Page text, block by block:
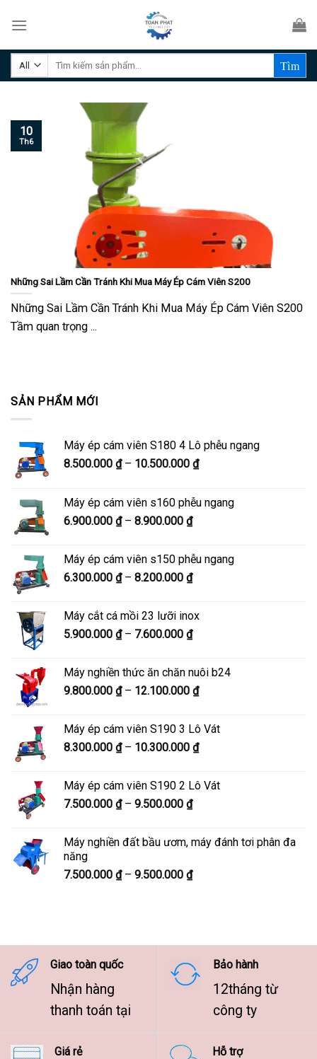
Tìm
SẢN PHẨM MỚI
Máy ép cám viên S180 4 Lô phễu ngang
8.500.000 ₫ – 10.500.000 ₫Khoảng
8.500.000 ₫
Máy ép cám viên s160 phễu ngang
6.900.000 ₫ – 8.900.000 ₫Khoảng
từ
6.900.000 ₫
đến
Máy ép cám viên s150 phễu ngang
6.300.000 ₫ – 8.200.000 ₫Khoảng
6.300.000 ₫
đến
Máy cắt cá mồi 23 lưỡi inox
5.900.000 ₫ – 7.600.000 ₫Khoảng
5.900.000 ₫
đến
Máy nghiền thức ăn chăn nuôi b24
9.800.000 ₫ – 12.100.000 ₫Khoảng
9.800.000 ₫
đến
Máy ép cám viên S190 3 Lô Vát
8.300.000 ₫ – 10.300.000 ₫Khoảng
8.300.000 ₫
Máy ép cám viên S190 2 Lô Vát
7.500.000 ₫ – 9.500.000 ₫Khoảng
7.500.000 ₫
9.500.000 ₫
Máy nghiền đất bầu ươm, máy đánh tơi phân đa
năng
7.500.000 ₫ – 9.500.000 ₫Khoảng
9.500.000 ₫
Những Sai Lầm Cần Tránh Khi Mua Máy Ép Cám Viên S200
Những Sai Lầm Cần Tránh Khi Mua Máy Ép Cám Viên S200
Tầm quan trọng ...
10
Th6
Giao toàn quốc
Nhận hàng
thanh toán tại
Bảo hành
12tháng từ
công ty
Giá rẻ Hỗ trợ